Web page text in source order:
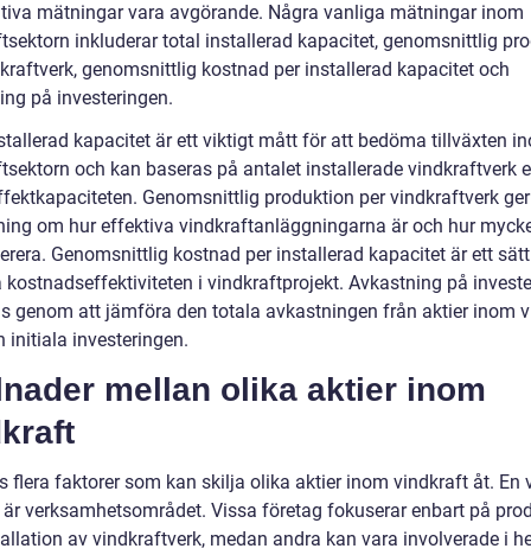
mätningar vara avgörande. Några vanliga mätningar inom
inkluderar total installerad kapacitet, genomsnittlig
genomsnittlig kostnad per installerad kapacitet och
på investeringen.
kapacitet är ett viktigt mått för att bedöma tillväxten
och kan baseras på antalet installerade vindkraftverk
Genomsnittlig produktion per vindkraftverk
om hur effektiva vindkraftanläggningarna är och hur
Genomsnittlig kostnad per installerad kapacitet är ett
kostnadseffektiviteten i vindkraftprojekt. Avkastning på
genom att jämföra den totala avkastningen från aktier inom
initiala investeringen.
mellan olika aktier inom
flera faktorer som kan skilja olika aktier inom vindkraft åt. En
verksamhetsområdet. Vissa företag fokuserar enbart på
av vindkraftverk, medan andra kan vara involverade i